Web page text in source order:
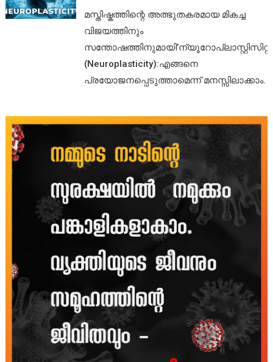
മസ്തിഷ്കത്തിന്റെ അത്ഭുതകരമായ മികച്ച
വിജയത്തിനും
സന്തോഷത്തിനുമായി’ന്യൂറോപ്ലാസ്റ്റിസിറ്റി’
(Neuroplasticity):എങ്ങനെ
പ്രയോജനപ്പെടുത്താമെന്ന് മനസ്സിലാക്കാം.